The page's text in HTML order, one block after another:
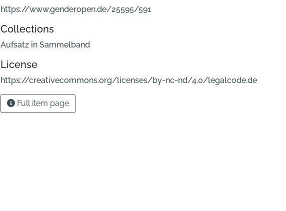
https://www.genderopen.de/25595/591
Collections
Aufsatz in Sammelband
License
https://creativecommons.org/licenses/by-nc-nd/4.0/legalcode.de
Full item page